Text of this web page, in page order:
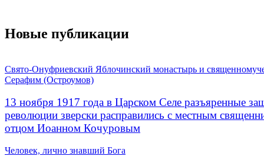
Новые публикации
Свято-Онуфриевский Яблочинский монастырь и
Серафим (Остроумов)
13 ноября 1917 года в Царском Селе разъяренные
революции зверски расправились с местным
отцом Иоанном Кочуровым
Человек, лично знавший Бога